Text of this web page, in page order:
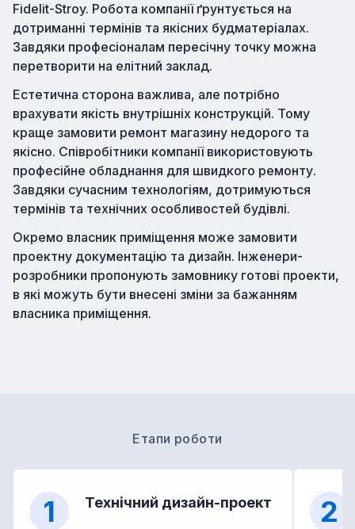
Fidelit-Stroy. Робота компанії ґрунтується на
дотриманні термінів та якісних будматеріалах.
Завдяки професіоналам пересічну точку можна
перетворити на елітний заклад.
Естетична сторона важлива, але потрібно
врахувати якість внутрішніх конструкцій. Тому
краще замовити ремонт магазину недорого та
якісно. Співробітники компанії використовують
професійне обладнання для швидкого ремонту.
Завдяки сучасним технологіям, дотримуються
термінів та технічних особливостей будівлі.
Окремо власник приміщення може замовити
проектну документацію та дизайн. Інженери-
розробники пропонують замовнику готові проекти,
в які можуть бути внесені зміни за бажанням
власника приміщення.
Етапи роботи
1 Технічний дизайн-проект 2